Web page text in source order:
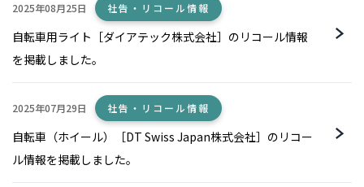
2025年08月25日 社告・リコール情報
自転車用ライト［ダイアテック株式会社］のリコール情報
を掲載しました。
2025年07月29日 社告・リコール情報
自転車（ホイール）［DT Swiss Japan株式会社］のリコー
ル情報を掲載しました。